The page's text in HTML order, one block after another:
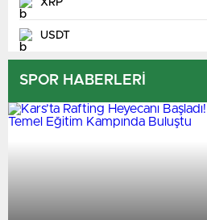
USDT
SPOR HABERLERİ
Farnborough